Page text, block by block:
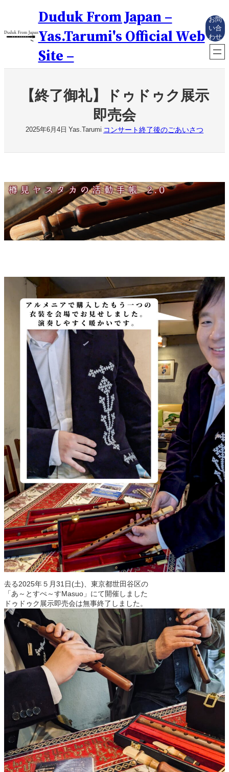
ス
プ
Duduk From Japan –
Yas.Tarumi's Official Web
Site –
お問
い合
わせ
【終了御礼】ドゥドゥク展示
即売会
2025年6月4日 Yas.Tarumi コンサート終了後のごあいさつ
去る2025年５月31日(土)、東京都世田谷区の
「あ～とすぺ～すMasuo」にて開催しました
ドゥドゥク展示即売会は無事終了しました。